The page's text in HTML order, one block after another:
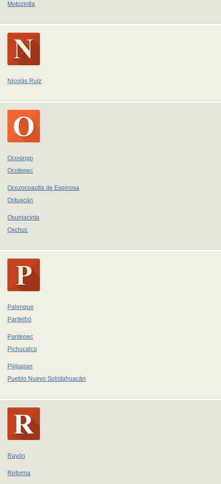
Motozintla
Nicolás Ruíz
Ocosingo
Ocotepec
Ocozocoautla de Espinosa
Ostuacán
Osumacinta
Oxchuc
Palenque
Pantelhó
Pantepec
Pichucalco
Pijijiapan
Pueblo Nuevo Solistahuacán
Rayón
Reforma